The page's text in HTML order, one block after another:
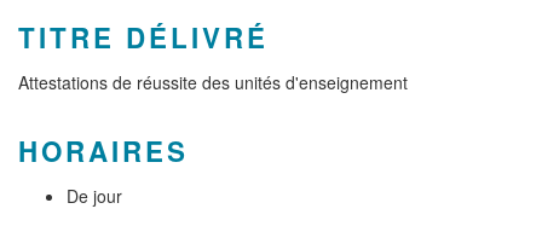
TITRE DÉLIVRÉ
Attestations de réussite des unités d'enseignement
HORAIRES
De jour